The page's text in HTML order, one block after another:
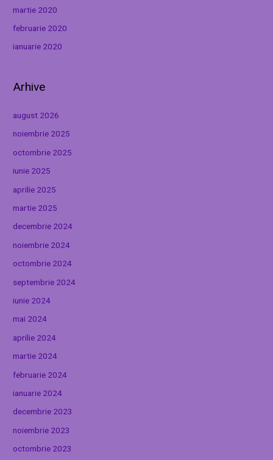
martie 2020
februarie 2020
ianuarie 2020
Arhive
august 2026
noiembrie 2025
octombrie 2025
iunie 2025
aprilie 2025
martie 2025
decembrie 2024
noiembrie 2024
octombrie 2024
septembrie 2024
iunie 2024
mai 2024
aprilie 2024
martie 2024
februarie 2024
ianuarie 2024
decembrie 2023
noiembrie 2023
octombrie 2023